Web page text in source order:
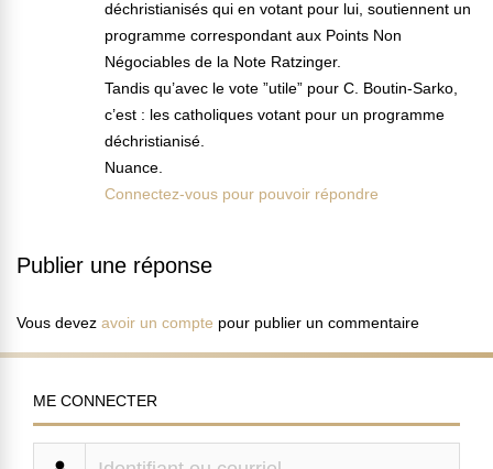
déchristianisés qui en votant pour lui, soutiennent un
programme correspondant aux Points Non
Négociables de la Note Ratzinger.
Tandis qu’avec le vote ”utile” pour C. Boutin-Sarko,
c’est : les catholiques votant pour un programme
déchristianisé.
Nuance.
Connectez-vous pour pouvoir répondre
Publier une réponse
Vous devez avoir un compte pour publier un commentaire
ME CONNECTER